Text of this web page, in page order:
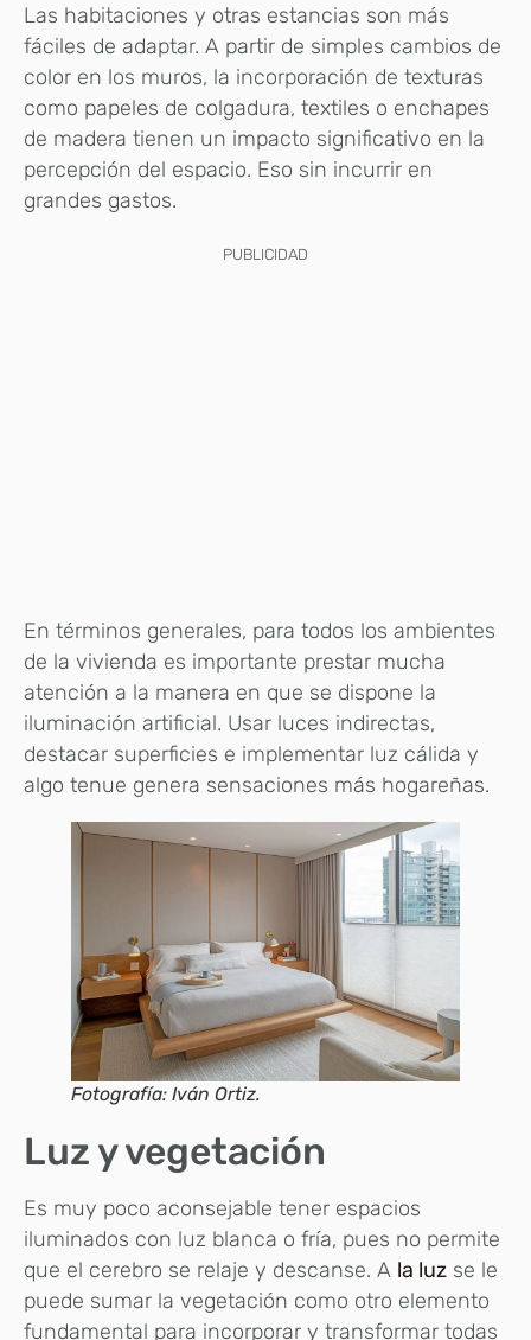
Las habitaciones y otras estancias son más
fáciles de adaptar. A partir de simples cambios de
color en los muros, la incorporación de texturas
como papeles de colgadura, textiles o enchapes
de madera tienen un impacto significativo en la
percepción del espacio. Eso sin incurrir en
grandes gastos.
PUBLICIDAD
En términos generales, para todos los ambientes
de la vivienda es importante prestar mucha
atención a la manera en que se dispone la
iluminación artificial. Usar luces indirectas,
destacar superficies e implementar luz cálida y
algo tenue genera sensaciones más hogareñas.
Fotografía: Iván Ortiz.
Luz y vegetación
Es muy poco aconsejable tener espacios
iluminados con luz blanca o fría, pues no permite
que el cerebro se relaje y descanse. A la luz se le
puede sumar la vegetación como otro elemento
fundamental para incorporar y transformar todas